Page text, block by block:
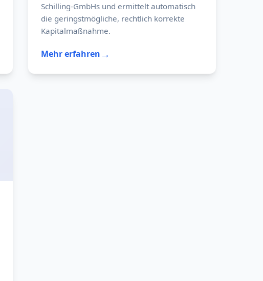
Schilling-GmbHs und ermittelt automatisch
die geringstmögliche, rechtlich korrekte
Kapitalmaßnahme.
Mehr erfahren→